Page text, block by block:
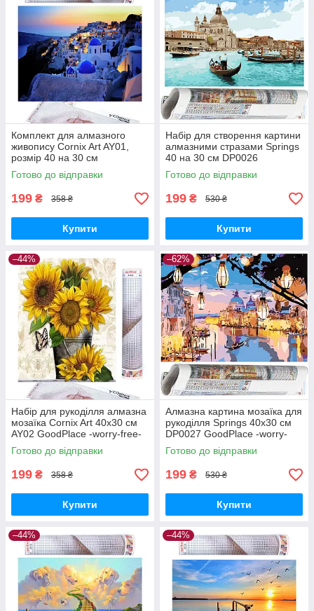
Комплект для алмазного
живопису Cornix Art AY01,
розмір 40 на 30 см
GoodPlace -worry-free-
shopping-
Готово до відправки
199 ₴ 358 ₴
Купити
Набір для створення картини
алмазними стразами Springs
40 на 30 см DP0026
GoodPlace -worry-free-
shopping-
Готово до відправки
199 ₴ 530 ₴
Купити
–44%
Набір для рукоділля алмазна
мозаїка Cornix Art 40x30 см
AY02 GoodPlace -worry-free-
shopping-
Готово до відправки
199 ₴ 358 ₴
Купити
–62%
Алмазна картина мозаїка для
рукоділля Springs 40x30 см
DP0027 GoodPlace -worry-
free-shopping-
Готово до відправки
199 ₴ 530 ₴
Купити
–44% –44%